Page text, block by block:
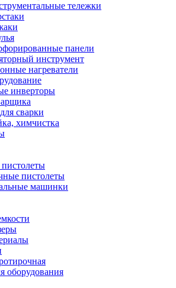
тележки
панели
инструмент
нагреватели
инверторы
сварки
химчистка
пистолеты
машинки
оборудования